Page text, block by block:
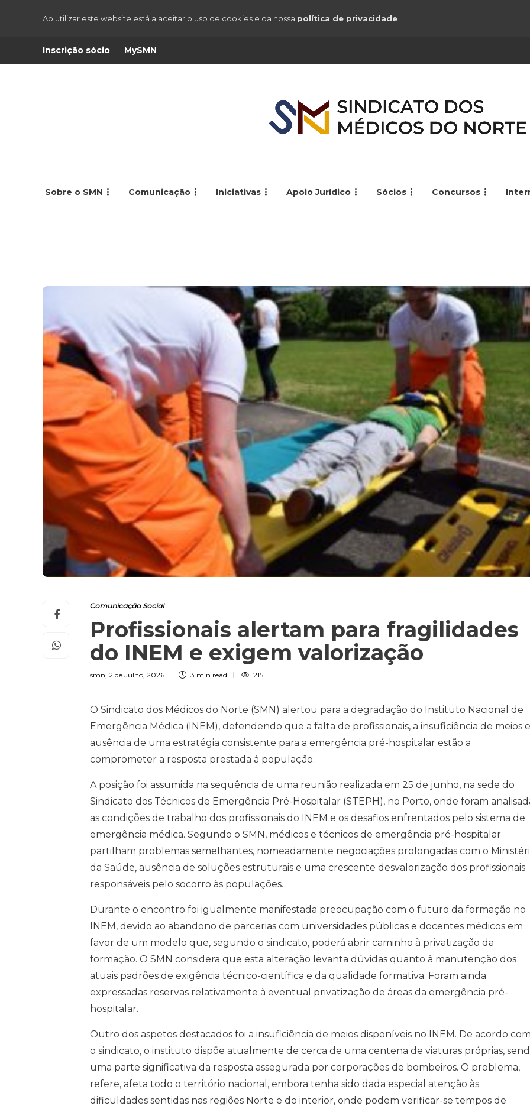
Ao utilizar este website está a aceitar o uso de cookies e da nossa política de privacidade
Inscrição sócio MySMN
Sobre o SMN Comunicação Iniciativas Apoio Jurídico Sócios Concursos
Comunicação Social
Profissionais alertam para fragilidades
do INEM e exigem valorização
smn, 2 de Julho, 2026 3 min read 215
O Sindicato dos Médicos do Norte (SMN) alertou para a degradação do Instituto Nacional de
Emergência Médica (INEM), defendendo que a falta de profissionais, a insuficiência de meios
ausência de uma estratégia consistente para a emergência pré-hospitalar estão a
comprometer a resposta prestada à população.
A posição foi assumida na sequência de uma reunião realizada em 25 de junho, na sede do
Sindicato dos Técnicos de Emergência Pré-Hospitalar (STEPH), no Porto, onde foram
as condições de trabalho dos profissionais do INEM e os desafios enfrentados pelo sistema de
emergência médica. Segundo o SMN, médicos e técnicos de emergência pré-hospitalar
partilham problemas semelhantes, nomeadamente negociações prolongadas com o
da Saúde, ausência de soluções estruturais e uma crescente desvalorização dos profissionais
responsáveis pelo socorro às populações.
Durante o encontro foi igualmente manifestada preocupação com o futuro da formação no
INEM, devido ao abandono de parcerias com universidades públicas e docentes médicos em
favor de um modelo que, segundo o sindicato, poderá abrir caminho à privatização da
formação. O SMN considera que esta alteração levanta dúvidas quanto à manutenção dos
atuais padrões de exigência técnico-científica e da qualidade formativa. Foram ainda
expressadas reservas relativamente à eventual privatização de áreas da emergência pré-
hospitalar.
Outro dos aspetos destacados foi a insuficiência de meios disponíveis no INEM. De acordo
o sindicato, o instituto dispõe atualmente de cerca de uma centena de viaturas próprias,
uma parte significativa da resposta assegurada por corporações de bombeiros. O problema,
refere, afeta todo o território nacional, embora tenha sido dada especial atenção às
dificuldades sentidas nas regiões Norte e do interior, onde podem verificar-se tempos de